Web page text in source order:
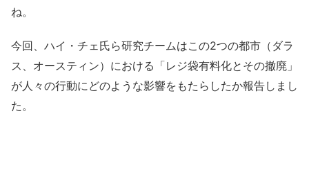
ね。
今回、ハイ・チェ氏ら研究チームはこの2つの都市（ダラ
ス、オースティン）における「レジ袋有料化とその撤廃」
が人々の行動にどのような影響をもたらしたか報告しまし
た。